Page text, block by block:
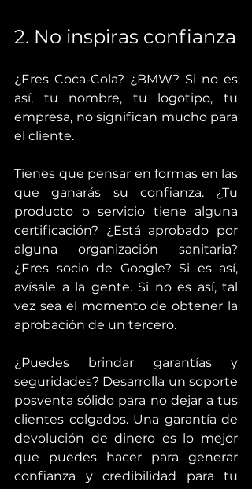
2. No inspiras confianza
¿Eres Coca-Cola? ¿BMW? Si no es
así, tu nombre, tu logotipo, tu
empresa, no significan mucho para
el cliente.
Tienes que pensar en formas en las
que ganarás su confianza. ¿Tu
producto o servicio tiene alguna
certificación? ¿Está aprobado por
alguna organización sanitaria?
¿Eres socio de Google? Si es así,
avísale a la gente. Si no es así, tal
vez sea el momento de obtener la
aprobación de un tercero.
¿Puedes brindar garantías y
seguridades? Desarrolla un soporte
posventa sólido para no dejar a tus
clientes colgados. Una garantía de
devolución de dinero es lo mejor
que puedes hacer para generar
confianza y credibilidad para tu